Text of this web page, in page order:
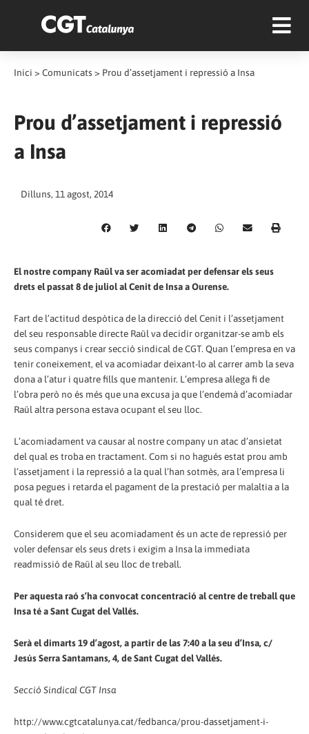
Inici > Comunicats > Prou d’assetjament i repressió a Insa
Prou d’assetjament i repressió
a Insa
Dilluns, 11 agost, 2014
El nostre company Raül va ser acomiadat per defensar els seus
drets el passat 8 de juliol al Cenit de Insa a Ourense.
Fart de l’actitud despòtica de la direcció del Cenit i l’assetjament
del seu responsable directe Raül va decidir organitzar-se amb els
seus companys i crear secció sindical de CGT. Quan l’empresa en va
tenir coneixement, el va acomiadar deixant-lo al carrer amb la seva
dona a l’atur i quatre fills que mantenir. L’empresa al·lega fi de
l’obra però no és més que una excusa ja que l’endemà d’acomiadar
Raül altra persona estava ocupant el seu lloc.
L’acomiadament va causar al nostre company un atac d’ansietat
del qual es troba en tractament. Com si no hagués estat prou amb
l’assetjament i la repressió a la qual l’han sotmès, ara l’empresa li
posa pegues i retarda el pagament de la prestació per malaltia a la
qual té dret.
Considerem que el seu acomiadament és un acte de repressió per
voler defensar els seus drets i exigim a Insa la immediata
readmissió de Raül al seu lloc de treball.
Per aquesta raó s’ha convocat concentració al centre de treball que
Insa té a Sant Cugat del Vallés.
Serà el dimarts 19 d’agost, a partir de las 7:40 a la seu d’Insa, c/
Jesús Serra Santamans, 4, de Sant Cugat del Vallés.
Secció Sindical CGT Insa
http://www.cgtcatalunya.cat/fedbanca/prou-dassetjament-i-